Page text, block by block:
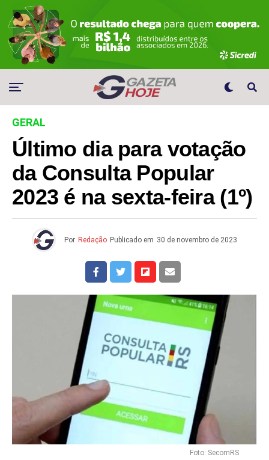
GERAL
Último dia para votação
da Consulta Popular
2023 é na sexta-feira (1º)
Por Redação Publicado em 30 de novembro de 2023
Foto: SecomRS